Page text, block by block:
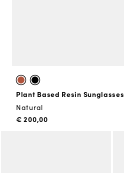
Plant Based Resin Sunglasses
Natural
€ 200,00